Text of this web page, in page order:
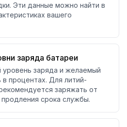
Эти данные можно найти в
вашего
заряда батареи
уровень заряда и желаемый
процентах. Для литий-
заряжать от
срока службы.